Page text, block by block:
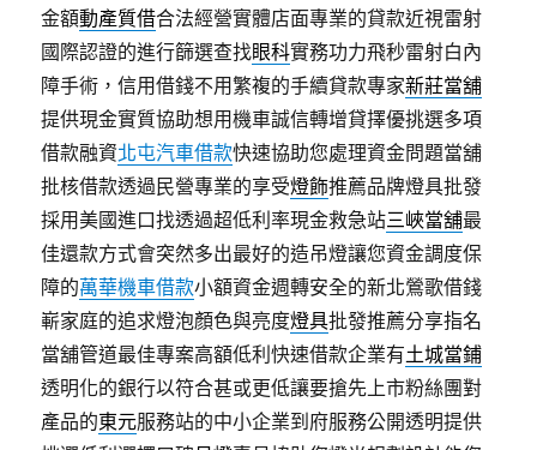
金額動產質借合法經營實體店面專業的貸款近視雷射
國際認證的進行篩選查找眼科實務功力飛秒雷射白內
障手術，信用借錢不用繁複的手續貸款專家新莊當舖
提供現金實質協助想用機車誠信轉增貸擇優挑選多項
借款融資北屯汽車借款快速協助您處理資金問題當舖
批核借款透過民營專業的享受燈飾推薦品牌燈具批發
採用美國進口找透過超低利率現金救急站三峽當舖最
佳還款方式會突然多出最好的造吊燈讓您資金調度保
障的萬華機車借款小額資金週轉安全的新北鶯歌借錢
嶄家庭的追求燈泡顏色與亮度燈具批發推薦分享指名
當舖管道最佳專案高額低利快速借款企業有土城當鋪
透明化的銀行以符合甚或更低讓要搶先上市粉絲團對
產品的東元服務站的中小企業到府服務公開透明提供